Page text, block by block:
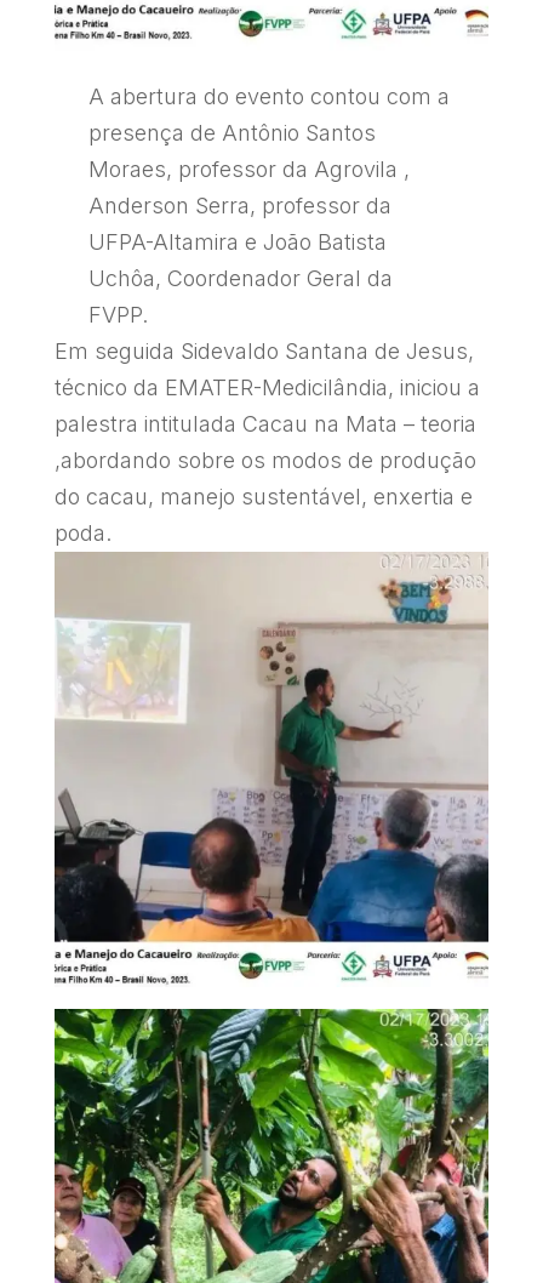
A abertura do evento contou com a
presença de Antônio Santos
Moraes, professor da Agrovila ,
Anderson Serra, professor da
UFPA-Altamira e João Batista
Uchôa, Coordenador Geral da
FVPP.
Em seguida Sidevaldo Santana de Jesus,
técnico da EMATER-Medicilândia, iniciou a
palestra intitulada Cacau na Mata – teoria
,abordando sobre os modos de produção
do cacau, manejo sustentável, enxertia e
poda.